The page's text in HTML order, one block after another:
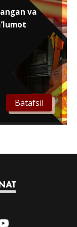
Batafsil
va